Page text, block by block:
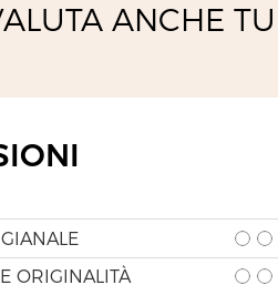
ANCHE
ORIGINALITÀ